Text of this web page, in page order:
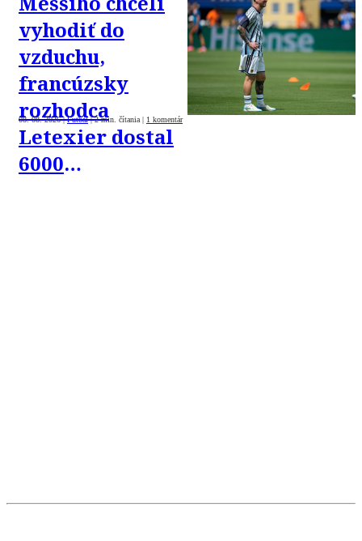
vyhodiť do
vzduchu,
francúzsky
rozhodca
Letexier dostal
6000
08. 08. 2026| Futbal |2 min. čítania 1 komentár